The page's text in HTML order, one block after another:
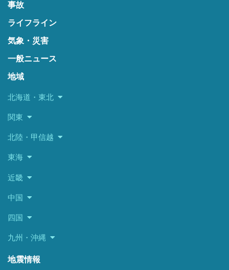
事故
ライフライン
気象・災害
一般ニュース
地域
北海道・東北
関東
北陸・甲信越
東海
近畿
中国
四国
九州・沖縄
地震情報